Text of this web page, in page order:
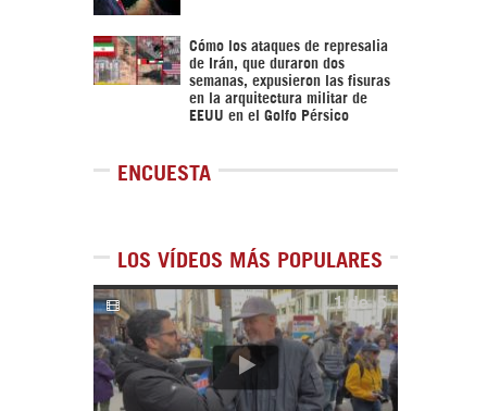
Cómo los ataques de represalia
de Irán, que duraron dos
semanas, expusieron las fisuras
en la arquitectura militar de
EEUU en el Golfo Pérsico
ENCUESTA
LOS VÍDEOS MÁS POPULARES
1de5